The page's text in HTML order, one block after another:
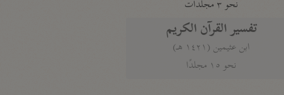
نحو ٣ مجلدات
تفسير القرآن الكريم
ابن عثيمين (١٤٢١ هـ)
نحو ١٥ مجلدًا